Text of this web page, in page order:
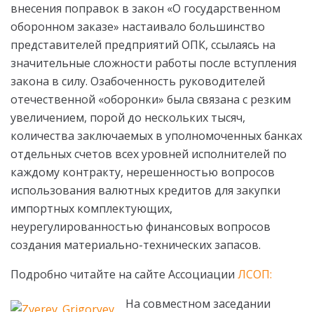
внесения поправок в закон «О государственном
оборонном заказе» настаивало большинство
представителей предприятий ОПК, ссылаясь на
значительные сложности работы после вступления
закона в силу. Озабоченность руководителей
отечественной «оборонки» была связана с резким
увеличением, порой до нескольких тысяч,
количества заключаемых в уполномоченных банках
отдельных счетов всех уровней исполнителей по
каждому контракту, нерешенностью вопросов
использования валютных кредитов для закупки
импортных комплектующих,
неурегулированностью финансовых вопросов
создания материально-технических запасов.
Подробно читайте на сайте Ассоциации ЛСОП:
На совместном заседании